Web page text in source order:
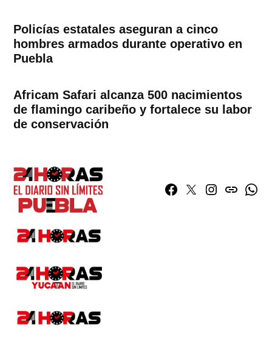
Policías estatales aseguran a cinco
hombres armados durante operativo en
Puebla
Africam Safari alcanza 500 nacimientos
de flamingo caribeño y fortalece su labor
de conservación
Facebook
TwitterInstagram
issuu